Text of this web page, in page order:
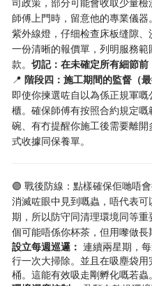
師傅上門時，留意他的專業儀
紫外線燈，仔细检查床板缝隙
一份清晰的報價單，列明服務
款。切記：在未確定所有細節前
📍階段四：施工期間的監督（最
即使你揀選咗自以為係正規軍
櫃。確保師傅有按照合約規定
碗、有冇提醒你施工後需要離
式收據同保養單。
🟣 戰後防線：點樣確保佢哋唔
消滅咗眼中見到嘅蟲，唔代表
期，所以防守同清理環境同等
個可能唔係你杯茶，但用嚟做長
設立每週巡邏： 連續兩星期，
行一次大掃除。並且在吸塵袋
桶。這能有效吸走剛孵化嘅若蟲。